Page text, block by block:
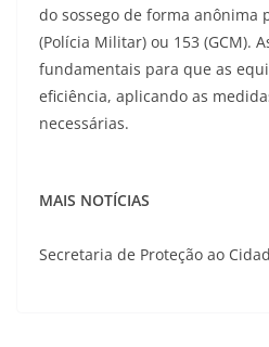
do sossego de forma anônima
(Polícia Militar) ou 153 (GCM).
fundamentais para que as
eficiência, aplicando as
necessárias.
MAIS NOTÍCIAS
Secretaria de Proteção ao